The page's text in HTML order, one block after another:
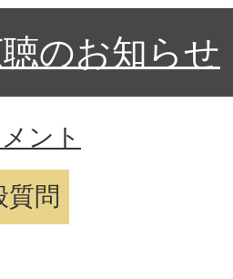
のお知らせ
ント
問